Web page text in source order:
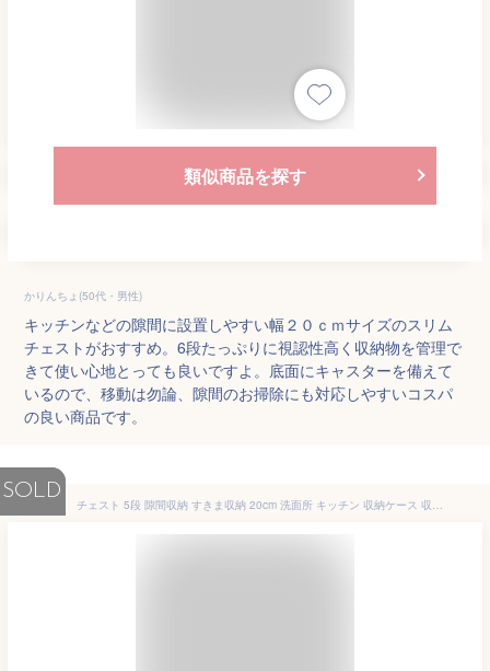
類似商品を探す
かりんちょ(50代・男性)
キッチンなどの隙間に設置しやすい幅２０ｃｍサイズのスリム
チェストがおすすめ。6段たっぷりに視認性高く収納物を管理で
きて使い心地とっても良いですよ。底面にキャスターを備えて
いるので、移動は勿論、隙間のお掃除にも対応しやすいコスパ
の良い商品です。
SOLD
チェスト 5段 隙間収納 すきま収納 20cm 洗面所 キッチン 収納ケース 収納ボックス キャスター付き スリム コンパクト スリム収納 洗濯機横 キッチンチェスト キッチン収納 台所収納 ランドリー収納 隙間 小物 収納 アイリスオーヤマ